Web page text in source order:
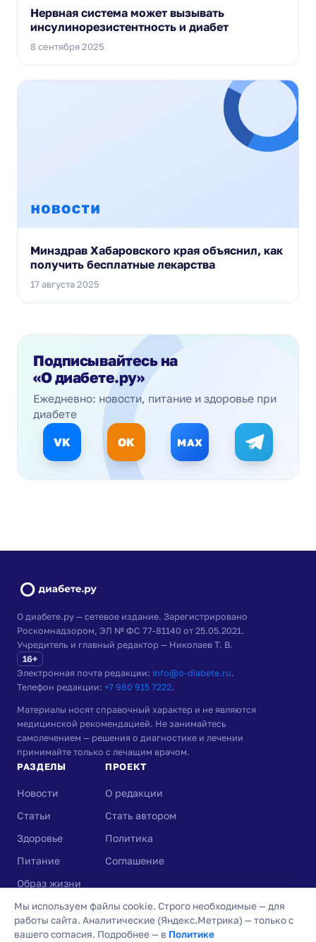
Нервная система может вызывать
инсулинорезистентность и диабет
8 сентября 2025
Минздрав Хабаровского края объяснил, как
получить бесплатные лекарства
17 августа 2025
Подписывайтесь на
«О диабете.ру»
Ежедневно: новости, питание и здоровье при
диабете
VK OK MAX
О диабете.ру — сетевое издание. Зарегистрировано
Роскомнадзором, ЭЛ № ФС 77-81140 от 25.05.2021.
Учредитель и главный редактор — Николаев Т. В.
16+
Электронная почта редакции: info@o-diabete.ru.
Телефон редакции: +7 980 915 7222.
Материалы носят справочный характер и не являются
медицинской рекомендацией. Не занимайтесь
самолечением — решения о диагностике и лечении
принимайте только с лечащим врачом.
РАЗДЕЛЫ
Новости
Статьи
Здоровье
Питание
Образ жизни
Вопросы и ответы
ПРОЕКТ
О редакции
Стать автором
Политика
Соглашение
Мы используем файлы cookie. Строго необходимые — для
работы сайта. Аналитические (Яндекс.Метрика) — только с
вашего согласия. Подробнее — в Политике